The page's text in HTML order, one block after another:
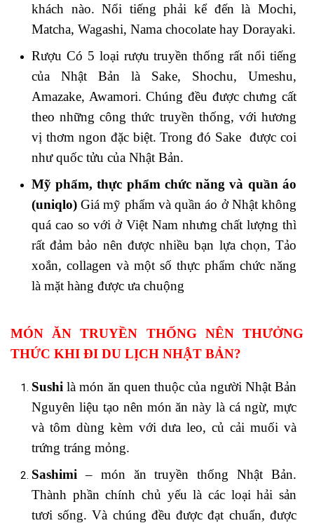
khách nào. Nổi tiếng phải kể đến là Mochi,
Matcha, Wagashi, Nama chocolate hay Dorayaki.
Rượu Có 5 loại rượu truyền thống rất nổi tiếng
của Nhật Bản là Sake, Shochu, Umeshu,
Amazake, Awamori. Chúng đều được chưng cất
theo những công thức truyền thống, với hương
vị thơm ngon đặc biệt. Trong đó Sake được coi
như quốc tửu của Nhật Bản.
Mỹ phẩm, thực phẩm chức năng và quần áo
(uniqlo)Giá mỹ phẩm và quần áo ở Nhật không
quá cao so với ở Việt Nam nhưng chất lượng thì
rất đảm bảo nên được nhiều bạn lựa chọn, Tảo
xoắn, collagen và một số thực phẩm chức năng
là mặt hàng được ưa chuộng
MÓN ĂN TRUYỀN THỐNG NÊN THƯỞNG
THỨC KHI ĐI DU LỊCH NHẬT BẢN?
Sushilà món ăn quen thuộc của người Nhật Bản
Nguyên liệu tạo nên món ăn này là cá ngừ, mực
và tôm dùng kèm với dưa leo, củ cải muối và
trứng tráng mỏng.
Sashimi – món ăn truyền thống Nhật Bản.
Thành phần chính chủ yếu là các loại hải sản
tươi sống. Và chúng đều được đạt chuẩn, được